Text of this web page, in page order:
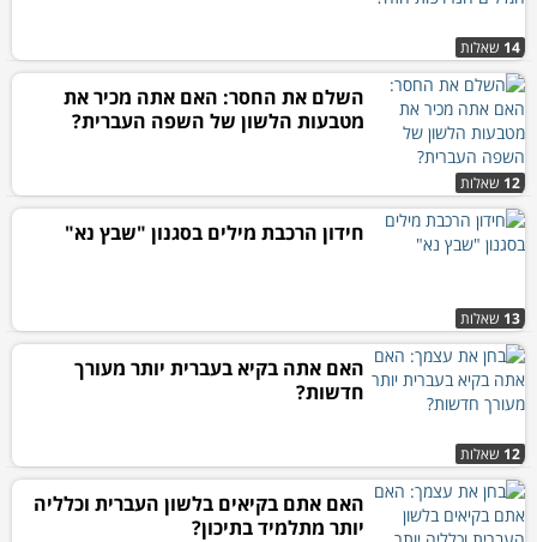
14 שאלות
12 שאלות
השלם את החסר: האם אתה מכיר את
מטבעות הלשון של השפה העברית?
13 שאלות
חידון הרכבת מילים בסגנון "שבץ נא"
12 שאלות
האם אתה בקיא בעברית יותר מעורך
חדשות?
האם אתם בקיאים בלשון העברית וכלליה
יותר מתלמיד בתיכון?